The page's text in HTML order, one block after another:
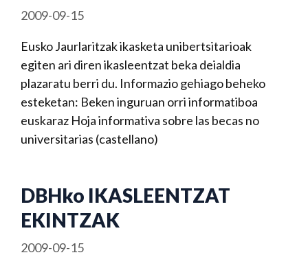
2009-09-15
Eusko Jaurlaritzak ikasketa unibertsitarioak
egiten ari diren ikasleentzat beka deialdia
plazaratu berri du. Informazio gehiago beheko
esteketan: Beken inguruan orri informatiboa
euskaraz Hoja informativa sobre las becas no
universitarias (castellano)
DBHko IKASLEENTZAT
EKINTZAK
2009-09-15